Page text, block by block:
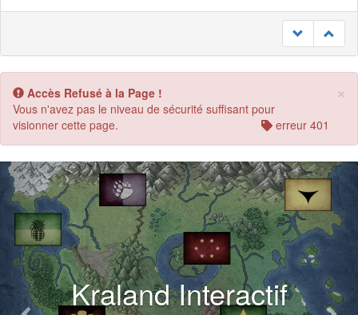
×
Accès Refusé à la Page !
Vous n'avez pas le niveau de sécurité suffisant pour
visionner cette page.
erreur 401
Kraland Interactif
Previous